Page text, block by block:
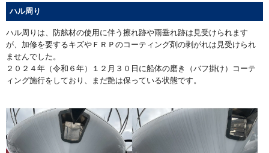
ハル周り
ハル周りは、防舷材の使用に伴う擦れ跡や雨垂れ跡は見受けられます
が、加修を要するキズやＦＲＰのコーティング剤の剥がれは見受けられ
ませんでした。
２０２４年（令和６年）１２月３０日に船体の磨き（バフ掛け）コーテ
ィング施行をしており、まだ艶は保っている状態です。